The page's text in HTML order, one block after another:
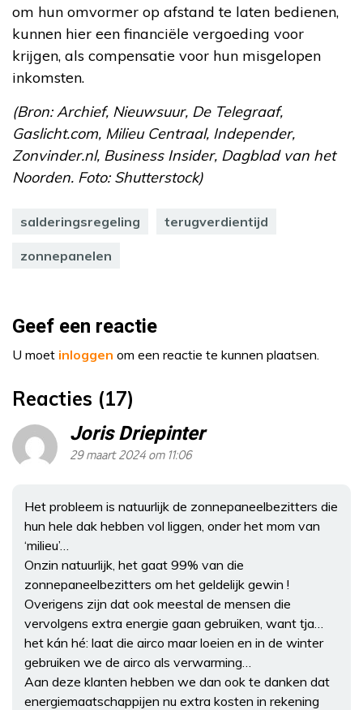
om hun omvormer op afstand te laten bedienen,
kunnen hier een financiële vergoeding voor
krijgen, als compensatie voor hun misgelopen
inkomsten.
(Bron: Archief, Nieuwsuur, De Telegraaf,
Gaslicht.com, Milieu Centraal, Independer,
Zonvinder.nl, Business Insider, Dagblad van het
Noorden. Foto: Shutterstock)
salderingsregeling terugverdientijd
zonnepanelen
Geef een reactie
U moet inloggen om een reactie te kunnen plaatsen.
Reacties (17)
Joris Driepinter
29 maart 2024 om 11:06
Het probleem is natuurlijk de zonnepaneelbezitters die
hun hele dak hebben vol liggen, onder het mom van
‘milieu’…
Onzin natuurlijk, het gaat 99% van die
zonnepaneelbezitters om het geldelijk gewin !
Overigens zijn dat ook meestal de mensen die
vervolgens extra energie gaan gebruiken, want tja…
het kán hé: laat die airco maar loeien en in de winter
gebruiken we de airco als verwarming…
Aan deze klanten hebben we dan ook te danken dat
energiemaatschappijen nu extra kosten in rekening